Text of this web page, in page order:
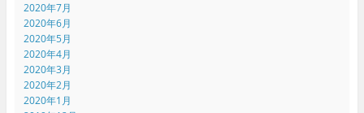
2020年7月
2020年6月
2020年5月
2020年4月
2020年3月
2020年2月
2020年1月